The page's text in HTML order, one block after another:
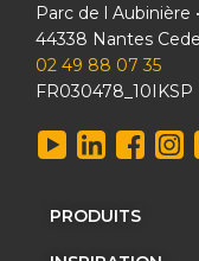
Parc de l Aubinière
44338 Nantes
02 49 88 07 35
FR030478_10IKSP
PRODUITS